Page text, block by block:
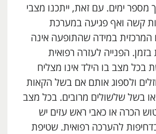
מספר ימים. עם זאת, ייתכנו מצבי
קשה ואף פגיעה במערכת
המרכזית במידה שהתופעה אינה
הפנייה לעזרה רפואית
בכל מצב בו הילד אינו מצליח
ולספוג אותם אם בשל הקאות
בשל שלשולים מרובים. בכל מצב
הכרה או כאבי ראש עזים יש
להערכה רפואית. שטיפת